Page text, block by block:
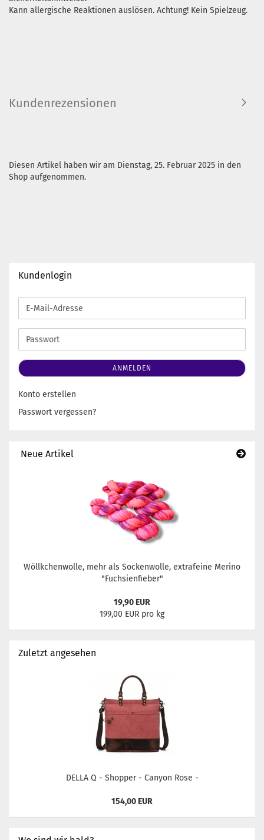
Kann allergische Reaktionen auslösen. Achtung! Kein Spielzeug.
Kundenrezensionen
Diesen Artikel haben wir am Dienstag, 25. Februar 2025 in den
Shop aufgenommen.
Kundenlogin
E-
Mail-
Adresse
Passwort
ANMELDEN
Konto erstellen
Passwort vergessen?
Neue Artikel
Wöllkchenwolle, mehr als Sockenwolle, extrafeine Merino
"Fuchsienfieber"
19,90 EUR
199,00 EUR pro kg
Zuletzt angesehen
DELLA Q - Shopper - Canyon Rose -
154,00 EUR